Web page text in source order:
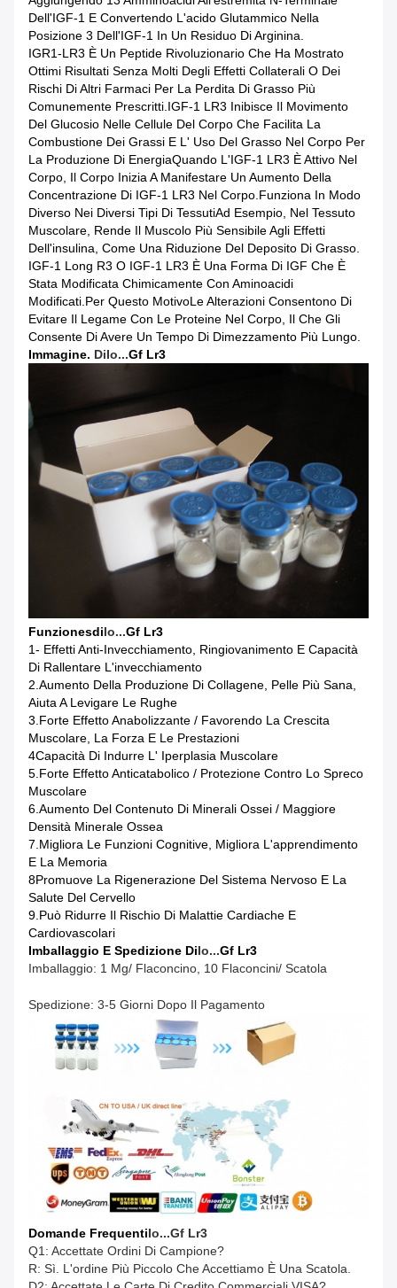
Dell'IGF-1 E Convertendo L'acido Glutammico Nella
Posizione 3 Dell'IGF-1 In Un Residuo Di Arginina.
IGR1-LR3 È Un Peptide Rivoluzionario Che Ha Mostrato
Ottimi Risultati Senza Molti Degli Effetti Collaterali O Dei
Rischi Di Altri Farmaci Per La Perdita Di Grasso Più
Comunemente Prescritti.IGF-1 LR3 Inibisce Il Movimento
Del Glucosio Nelle Cellule Del Corpo Che Facilita La
Combustione Dei Grassi E L' Uso Del Grasso Nel Corpo Per
La Produzione Di EnergiaQuando L'IGF-1 LR3 È Attivo Nel
Corpo, Il Corpo Inizia A Manifestare Un Aumento Della
Concentrazione Di IGF-1 LR3 Nel Corpo.funziona In Modo
Diverso Nei Diversi Tipi Di TessutiAd Esempio, Nel Tessuto
Muscolare, Rende Il Muscolo Più Sensibile Agli Effetti
Dell'insulina, Come Una Riduzione Del Deposito Di Grasso.
IGF-1 Long R3 O IGF-1 LR3 È Una Forma Di IGF Che È
Stata Modificata Chimicamente Con Aminoacidi
Modificati.Per Questo MotivoLe Alterazioni Consentono Di
Evitare Il Legame Con Le Proteine Nel Corpo, Il Che Gli
Consente Di Avere Un Tempo Di Dimezzamento Più Lungo.
Immagine. DiIo...Gf Lr3
FunzioneSDiIo...Gf Lr3
1- Effetti Anti-Invecchiamento, Ringiovanimento E Capacità
Di Rallentare L'invecchiamento
2.Aumento Della Produzione Di Collagene, Pelle Più Sana,
Aiuta A Levigare Le Rughe
3.Forte Effetto Anabolizzante / Favorendo La Crescita
Muscolare, La Forza E Le Prestazioni
4Capacità Di Indurre L' Iperplasia Muscolare
5.Forte Effetto Anticatabolico / Protezione Contro Lo Spreco
Muscolare
6.Aumento Del Contenuto Di Minerali Ossei / Maggiore
Densità Minerale Ossea
7.Migliora Le Funzioni Cognitive, Migliora L'apprendimento
E La Memoria
8Promuove La Rigenerazione Del Sistema Nervoso E La
Salute Del Cervello
9.Può Ridurre Il Rischio Di Malattie Cardiache E
Cardiovascolari
Imballaggio E Spedizione DiIo...Gf Lr3
Imballaggio: 1 Mg/ Flaconcino, 10 Flaconcini/ Scatola
Spedizione: 3-5 Giorni Dopo Il Pagamento
Domande FrequentiIo...Gf Lr3
Q1: Accettate Ordini Di Campione?
R: Sì. L'ordine Più Piccolo Che Accettiamo È Una Scatola.